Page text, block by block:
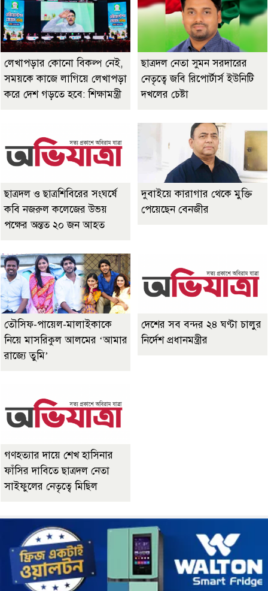
লেখাপড়ার কোনো বিকল্প নেই,
সময়কে কাজে লাগিয়ে লেখাপড়া
করে দেশ গড়তে হবে: শিক্ষামন্ত্রী
ছাত্রদল নেতা সুমন সরদারের
নেতৃত্বে জবি রিপোর্টার্স ইউনিটি
দখলের চেষ্টা
ছাত্রদল ও ছাত্রশিবিরের সংঘর্ষে
কবি নজরুল কলেজের উভয়
পক্ষের অন্তত ২০ জন আহত
দুবাইয়ে কারাগার থেকে মুক্তি
পেয়েছেন বেনজীর
তৌসিফ-পায়েল-মালাইকাকে
নিয়ে মাসরিকুল আলমের ‘আমার
রাজ্যে তুমি’
দেশের সব বন্দর ২৪ ঘণ্টা চালুর
নির্দেশ প্রধানমন্ত্রীর
গণহত্যার দায়ে শেখ হাসিনার
ফাঁসির দাবিতে ছাত্রদল নেতা
সাইফুলের নেতৃত্বে মিছিল